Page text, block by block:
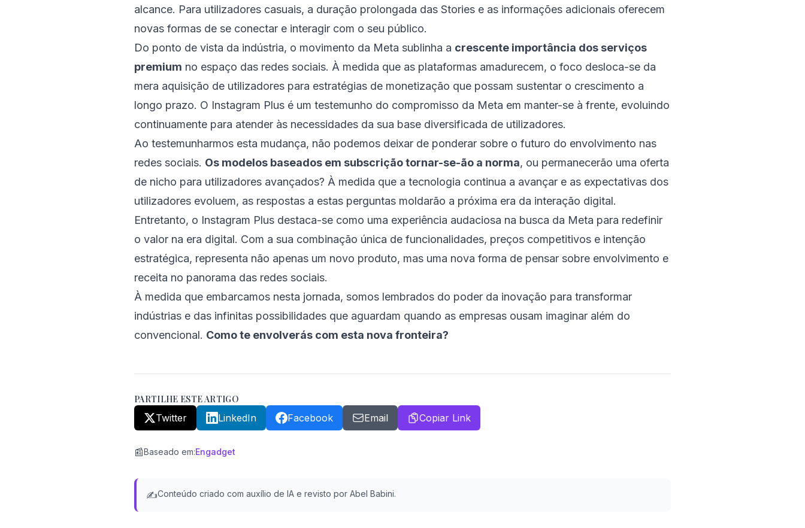
alcance. Para utilizadores casuais, a duração prolongada das Stories e as informações adicionais oferecem
novas formas de se conectar e interagir com o seu público.
Do ponto de vista da indústria, o movimento da Meta sublinha a crescente importância dos serviços
premium no espaço das redes sociais. À medida que as plataformas amadurecem, o foco desloca-se da
mera aquisição de utilizadores para estratégias de monetização que possam sustentar o crescimento a
longo prazo. O Instagram Plus é um testemunho do compromisso da Meta em manter-se à frente, evoluindo
continuamente para atender às necessidades da sua base diversificada de utilizadores.
Ao testemunharmos esta mudança, não podemos deixar de ponderar sobre o futuro do envolvimento nas
redes sociais. Os modelos baseados em subscrição tornar-se-ão a norma, ou permanecerão uma oferta
de nicho para utilizadores avançados? À medida que a tecnologia continua a avançar e as expectativas dos
utilizadores evoluem, as respostas a estas perguntas moldarão a próxima era da interação digital.
Entretanto, o Instagram Plus destaca-se como uma experiência audaciosa na busca da Meta para redefinir
o valor na era digital. Com a sua combinação única de funcionalidades, preços competitivos e intenção
estratégica, representa não apenas um novo produto, mas uma nova forma de pensar sobre envolvimento e
receita no panorama das redes sociais.
À medida que embarcamos nesta jornada, somos lembrados do poder da inovação para transformar
indústrias e das infinitas possibilidades que aguardam quando as empresas ousam imaginar além do
convencional. Como te envolverás com esta nova fronteira?
PARTILHE ESTE ARTIGO
Twitter LinkedIn Facebook Email Copiar Link
📰Baseado em:Engadget
✍️Conteúdo criado com auxílio de IA e revisto por Abel Babini.